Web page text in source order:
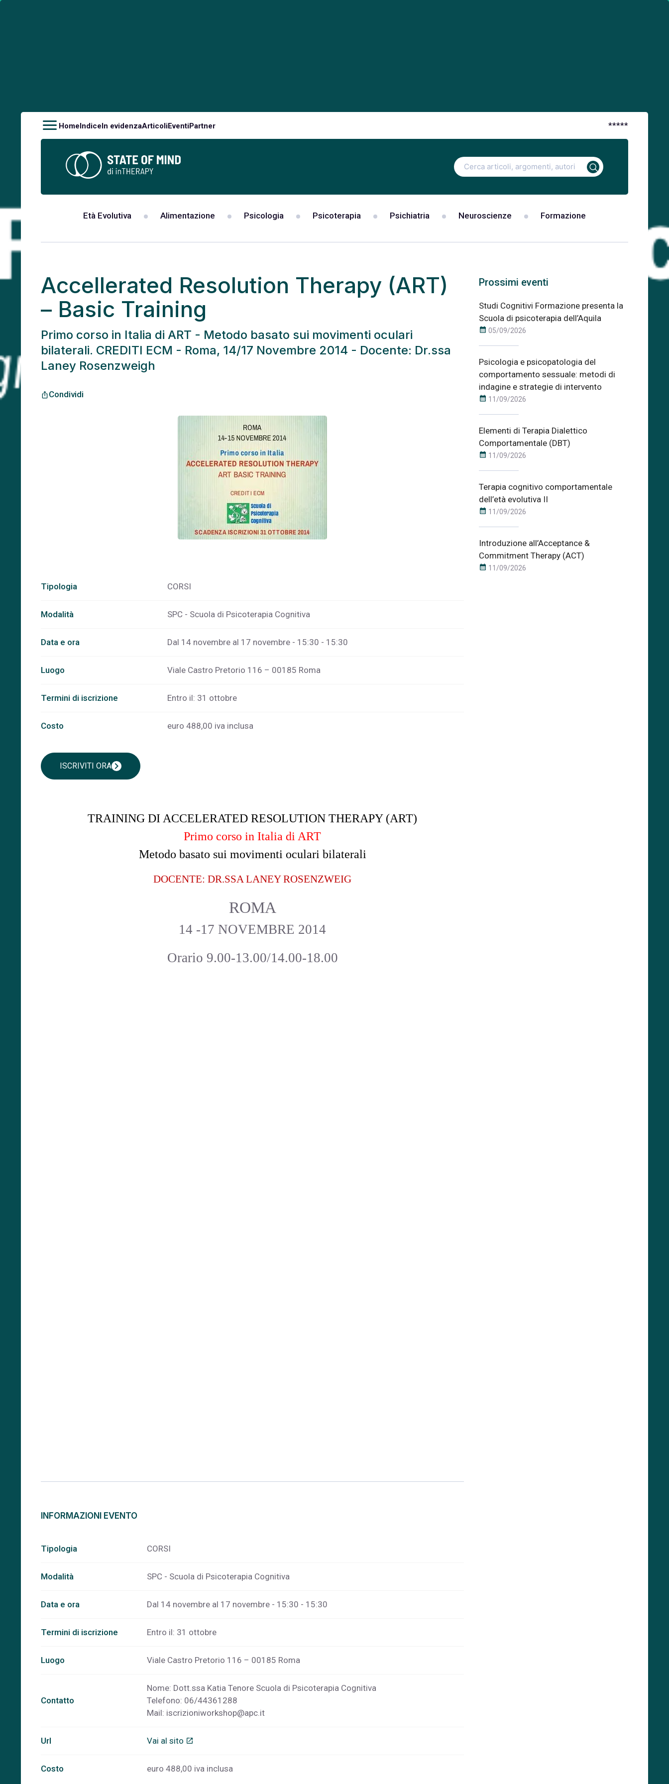
HomeIndiceIn evidenzaArticoliEventiPartner *****
Ricerca
per:
Età Evolutiva Alimentazione Psicologia Psicoterapia Psichiatria Neuroscienze Formazione
Accellerated Resolution Therapy (ART)
– Basic Training
Primo corso in Italia di ART - Metodo basato sui movimenti oculari
bilaterali. CREDITI ECM - Roma, 14/17 Novembre 2014 - Docente: Dr.ssa
Laney Rosenzweigh
ios_shareCondividi
Tipologia CORSI
Modalità SPC - Scuola di Psicoterapia Cognitiva
Data e ora Dal 14 novembre al 17 novembre - 15:30 - 15:30
Luogo Viale Castro Pretorio 116 – 00185 Roma
Termini di iscrizione Entro il: 31 ottobre
Costo euro 488,00 iva inclusa
ISCRIVITI ORAchevron_right
TRAINING DI ACCELERATED RESOLUTION THERAPY (ART)
Primo corso in Italia di ART
Metodo basato sui movimenti oculari bilaterali
DOCENTE: DR.SSA LANEY ROSENZWEIG
ROMA
14 -17 NOVEMBRE 2014
Orario 9.00-13.00/14.00-18.00
INFORMAZIONI EVENTO
Tipologia CORSI
Modalità SPC - Scuola di Psicoterapia Cognitiva
Data e ora Dal 14 novembre al 17 novembre - 15:30 - 15:30
Termini di iscrizione Entro il: 31 ottobre
Luogo Viale Castro Pretorio 116 – 00185 Roma
Contatto
Nome: Dott.ssa Katia Tenore Scuola di Psicoterapia Cognitiva
Telefono: 06/44361288
Mail: iscrizioniworkshop@apc.it
Url Vai al sito open_in_new
Costo euro 488,00 iva inclusa
Prossimi eventi
Studi Cognitivi Formazione presenta la
Scuola di psicoterapia dell’Aquila
calendar_month 05/09/2026
Psicologia e psicopatologia del
comportamento sessuale: metodi di
indagine e strategie di intervento
calendar_month 11/09/2026
Elementi di Terapia Dialettico
Comportamentale (DBT)
calendar_month 11/09/2026
Terapia cognitivo comportamentale
dell’età evolutiva II
calendar_month 11/09/2026
Introduzione all’Acceptance &
Commitment Therapy (ACT)
calendar_month 11/09/2026